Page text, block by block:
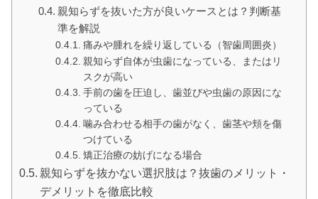
親知らずを抜いた方が良いケースとは？判断基
準を解説
痛みや腫れを繰り返している（智歯周囲炎）
親知らず自体が虫歯になっている、またはリ
スクが高い
手前の歯を圧迫し、歯並びや虫歯の原因にな
っている
噛み合わせる相手の歯がなく、歯茎や頬を傷
つけている
矯正治療の妨げになる場合
親知らずを抜かない選択肢は？抜歯のメリット・
デメリットを徹底比較